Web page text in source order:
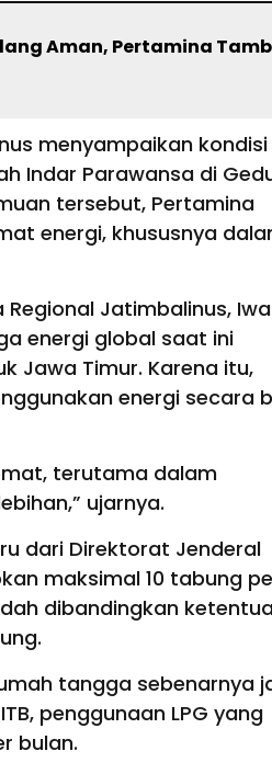
Aman, Pertamina
menyampaikan kondisi
Indar Parawansa di
tersebut, Pertamina
energi, khususnya
Jatimbalinus,
energi global saat ini
Jawa Timur. Karena itu,
energi secara
terutama dalam
ujarnya.
dari Direktorat Jenderal
maksimal 10 tabung
dibandingkan
tangga sebenarnya
penggunaan LPG yang
bulan.